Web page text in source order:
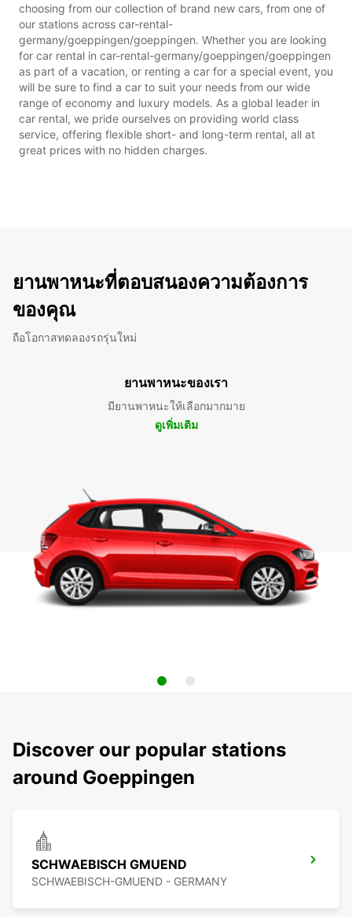
choosing from our collection of brand new cars, from one of
our stations across car-rental-
germany/goeppingen/goeppingen. Whether you are looking
for car rental in car-rental-germany/goeppingen/goeppingen
as part of a vacation, or renting a car for a special event, you
will be sure to find a car to suit your needs from our wide
range of economy and luxury models. As a global leader in
car rental, we pride ourselves on providing world class
service, offering flexible short- and long-term rental, all at
great prices with no hidden charges.
ยานพาหนะที่ตอบสนองความต้องการ
ของคุณ
ถือโอกาสทดลองรถรุ่นใหม่
ยานพาหนะของเรา
มียานพาหนะให้เลือกมากมาย
ดูเพิ่มเติม
Discover our popular stations
around Goeppingen
SCHWAEBISCH GMUEND
SCHWAEBISCH-GMUEND - GERMANY